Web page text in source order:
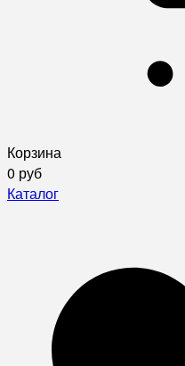
Корзина
0 руб
Каталог